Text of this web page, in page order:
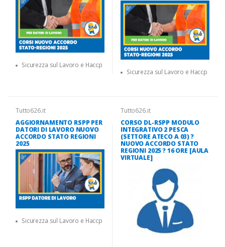
Sicurezza sul Lavoro e Haccp
Sicurezza sul Lavoro e Haccp
Tutto626.it
AGGIORNAMENTO RSPP PER
DATORI DI LAVORO NUOVO
ACCORDO STATO REGIONI
2025
Sicurezza sul Lavoro e Haccp
Tutto626.it
CORSO DL-RSPP MODULO
INTEGRATIVO 2 PESCA
(SETTORE ATECO A 03) ?
NUOVO ACCORDO STATO
REGIONI 2025 ? 16 ORE [AULA
VIRTUALE]